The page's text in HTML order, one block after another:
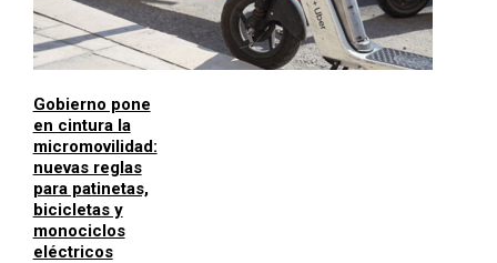
Gobierno pone
en cintura la
micromovilidad:
nuevas reglas
para patinetas,
bicicletas y
monociclos
eléctricos